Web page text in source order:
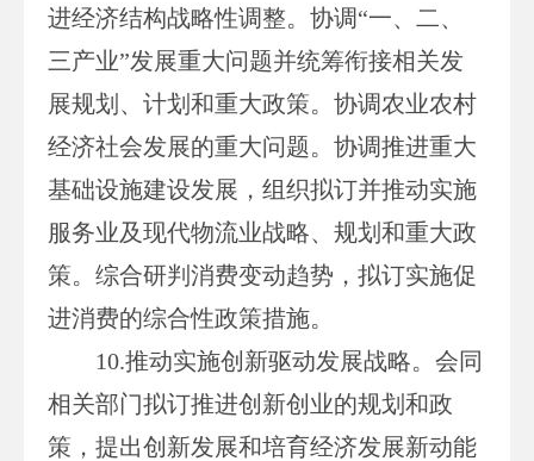
进经济结构战略性调整。协调“一、二、
三产业”发展重大问题并统筹衔接相关发
展规划、计划和重大政策。协调农业农村
经济社会发展的重大问题。协调推进重大
基础设施建设发展，组织拟订并推动实施
服务业及现代物流业战略、规划和重大政
策。综合研判消费变动趋势，拟订实施促
进消费的综合性政策措施。
10.推动实施创新驱动发展战略。会同
相关部门拟订推进创新创业的规划和政
策，提出创新发展和培育经济发展新动能